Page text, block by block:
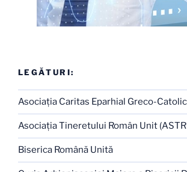
LEGĂTURI:
Asociaţia Caritas Eparhial Greco-
Asociaţia Tineretului Român Unit
Biserica Română Unită